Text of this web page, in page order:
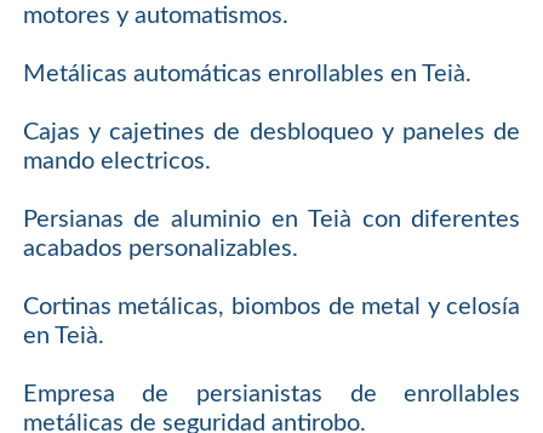
motores y automatismos.
Metálicas automáticas enrollables en Teià.
Cajas y cajetines de desbloqueo y paneles de
mando electricos.
Persianas de aluminio en Teià con diferentes
acabados personalizables.
Cortinas metálicas, biombos de metal y celosía
en Teià.
Empresa de persianistas de enrollables
metálicas de seguridad antirobo.